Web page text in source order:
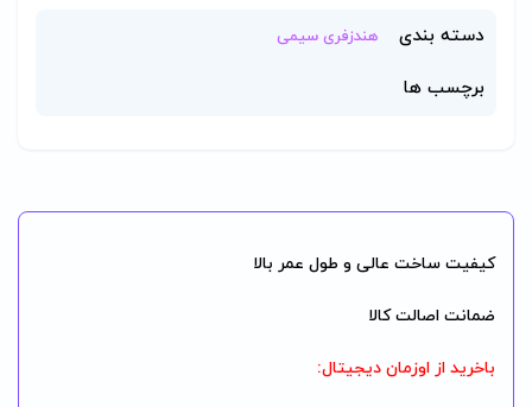
دسته بندی هندزفری سیمی
برچسب ها
کیفیت ساخت عالی و طول عمر بالا
ضمانت اصالت کالا
باخرید از اوزمان دیجیتال: